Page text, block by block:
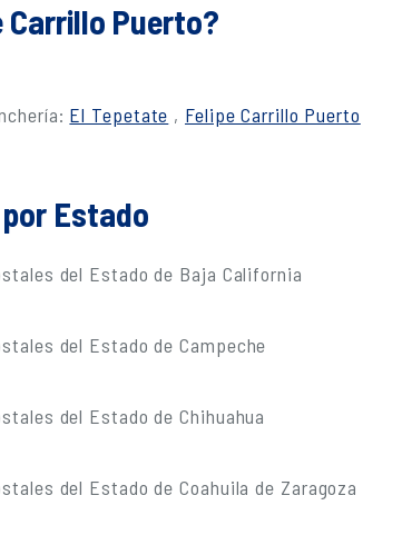
Carrillo Puerto?
El Tepetate , Felipe Carrillo Puerto
Estado
del Estado de Baja California
del Estado de Campeche
del Estado de Chihuahua
del Estado de Coahuila de Zaragoza